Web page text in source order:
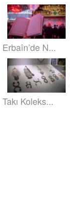
Erbaîn’de N...
Takı Koleks...